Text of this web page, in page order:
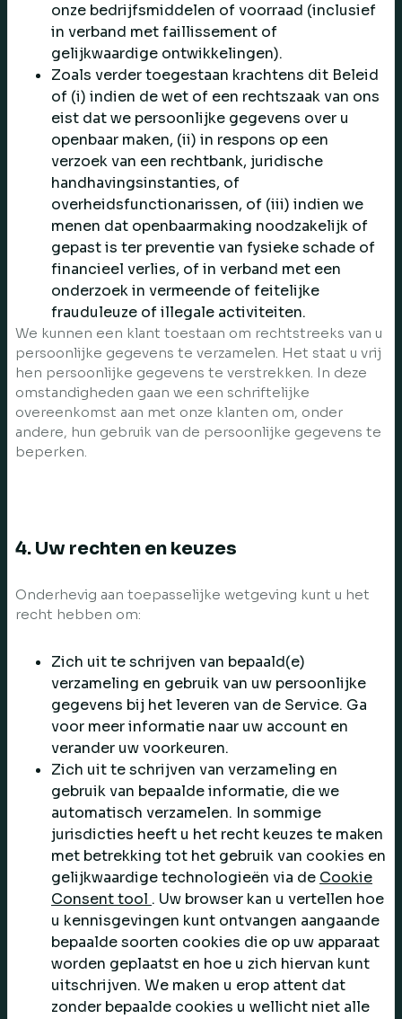
onze bedrijfsmiddelen of voorraad (inclusief
in verband met faillissement of
gelijkwaardige ontwikkelingen).
Zoals verder toegestaan krachtens dit Beleid
of (i) indien de wet of een rechtszaak van ons
eist dat we persoonlijke gegevens over u
openbaar maken, (ii) in respons op een
verzoek van een rechtbank, juridische
handhavingsinstanties, of
overheidsfunctionarissen, of (iii) indien we
menen dat openbaarmaking noodzakelijk of
gepast is ter preventie van fysieke schade of
financieel verlies, of in verband met een
onderzoek in vermeende of feitelijke
frauduleuze of illegale activiteiten.
We kunnen een klant toestaan om rechtstreeks van u
persoonlijke gegevens te verzamelen. Het staat u vrij
hen persoonlijke gegevens te verstrekken. In deze
omstandigheden gaan we een schriftelijke
overeenkomst aan met onze klanten om, onder
andere, hun gebruik van de persoonlijke gegevens te
beperken.
4. Uw rechten en keuzes
Onderhevig aan toepasselijke wetgeving kunt u het
recht hebben om:
Zich uit te schrijven van bepaald(e)
verzameling en gebruik van uw persoonlijke
gegevens bij het leveren van de Service. Ga
voor meer informatie naar uw account en
verander uw voorkeuren.
Zich uit te schrijven van verzameling en
gebruik van bepaalde informatie, die we
automatisch verzamelen. In sommige
jurisdicties heeft u het recht keuzes te maken
met betrekking tot het gebruik van cookies en
gelijkwaardige technologieën via de Cookie
Consent tool . Uw browser kan u vertellen hoe
u kennisgevingen kunt ontvangen aangaande
bepaalde soorten cookies die op uw apparaat
worden geplaatst en hoe u zich hiervan kunt
uitschrijven. We maken u erop attent dat
zonder bepaalde cookies u wellicht niet alle